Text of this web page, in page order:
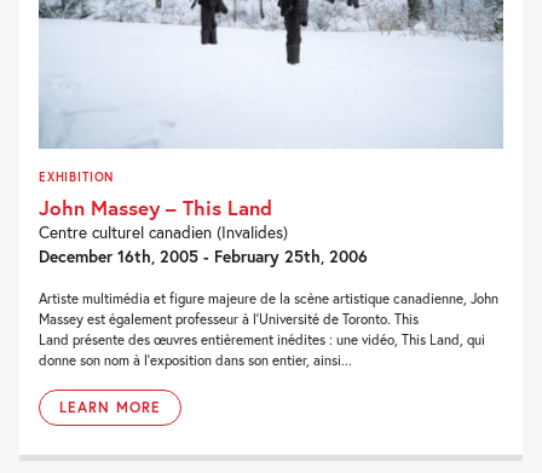
EXHIBITION
John Massey – This Land
Centre culturel canadien (Invalides)
December 16th, 2005 - February 25th, 2006
Artiste multimédia et figure majeure de la scène artistique canadienne, John
Massey est également professeur à l’Université de Toronto. This
Land présente des œuvres entièrement inédites : une vidéo, This Land, qui
donne son nom à l’exposition dans son entier, ainsi...
LEARN MORE